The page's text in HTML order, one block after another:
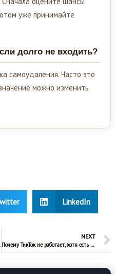
уже принимайте
долго не входить?
самоудаления. Часто это
можно изменить
LinkedIn
NEXT
Почему ТикТок не работает, хотя есть интернет